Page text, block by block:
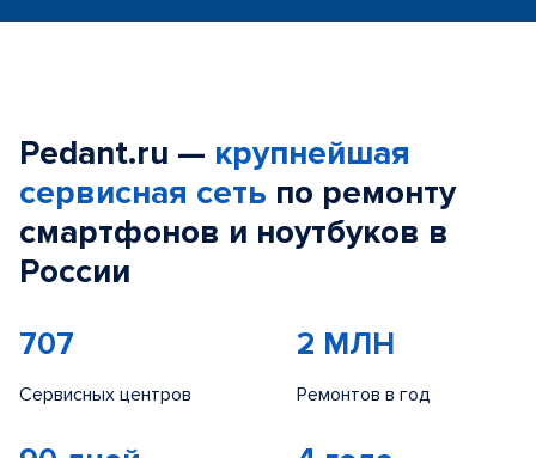
Pedant.ru — крупнейшая
сервисная сеть по ремонту
смартфонов и ноутбуков в
России
707
Сервисных центров
2 МЛН
Ремонтов в год